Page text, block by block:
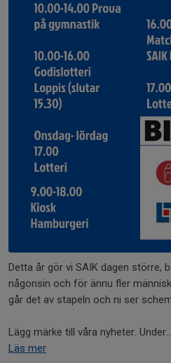
Detta år gör vi SAIK dagen större,
någonsin och för ännu fler
går det av stapeln och ni ser
Lägg märke till våra nyheter. Under...
Läs mer